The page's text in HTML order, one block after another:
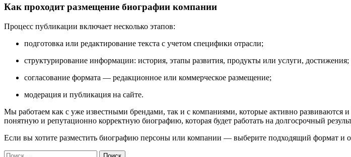
Как проходит размещение биографии компании
Процесс публикации включает несколько этапов:
подготовка или редактирование текста с учетом специфики отрасли;
структурирование информации: история, этапы развития, продукты или услуги, достижения;
согласование формата — редакционное или коммерческое размещение;
модерация и публикация на сайте.
Мы работаем как с уже известными брендами, так и с компаниями, которые активно
понятную и репутационно корректную биографию, которая будет работать на долгосрочный
Если вы хотите разместить биографию персоны или компании — выберите подходящий формат и
Найти: